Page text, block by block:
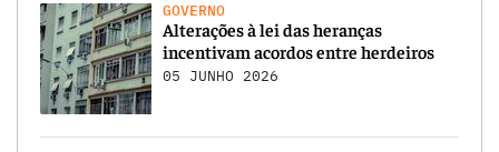
GOVERNO
Alterações à lei das heranças
incentivam acordos entre herdeiros
05 JUNHO 2026